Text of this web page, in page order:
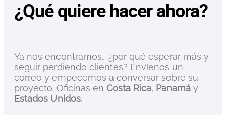
¿Qué quiere hacer ahora?
Ya nos encontramos… ¿por qué esperar más y
seguir perdiendo clientes? Envíenos un
correo y empecemos a conversar sobre su
proyecto. Oficinas en Costa Rica, Panamá y
Estados Unidos.